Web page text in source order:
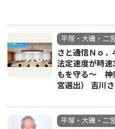
平塚・大磯・二
さと通信Ｎｏ
法定速度が時
もを守る〜 神
宮選出） 吉川
平塚・大磯・二